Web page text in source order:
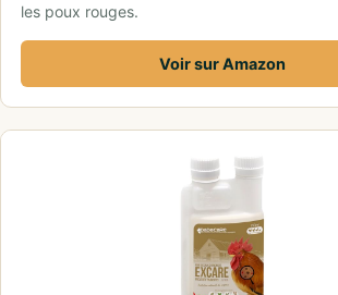
les poux rouges.
Voir sur Amazon